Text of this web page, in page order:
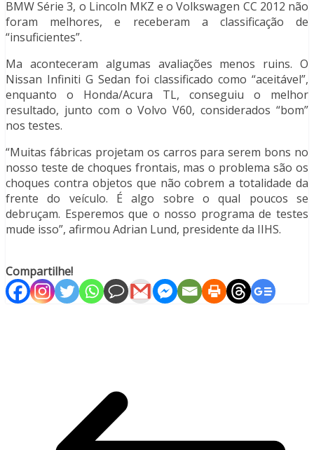
BMW Série 3, o Lincoln MKZ e o Volkswagen CC 2012 não
foram melhores, e receberam a classificação de
“insuficientes”.
Ma aconteceram algumas avaliações menos ruins. O
Nissan Infiniti G Sedan foi classificado como “aceitável”,
enquanto o Honda/Acura TL, conseguiu o melhor
resultado, junto com o Volvo V60, considerados “bom”
nos testes.
“Muitas fábricas projetam os carros para serem bons no
nosso teste de choques frontais, mas o problema são os
choques contra objetos que não cobrem a totalidade da
frente do veículo. É algo sobre o qual poucos se
debruçam. Esperemos que o nosso programa de testes
mude isso”, afirmou Adrian Lund, presidente da IIHS.
Compartilhe!